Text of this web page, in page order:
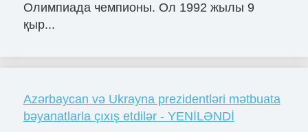
Олимпиада чемпионы. Ол 1992 жылы 9
қыр...
Azərbaycan və Ukrayna prezidentləri mətbuata
bəyanatlarla çıxış etdilər - YENİLƏNDİ